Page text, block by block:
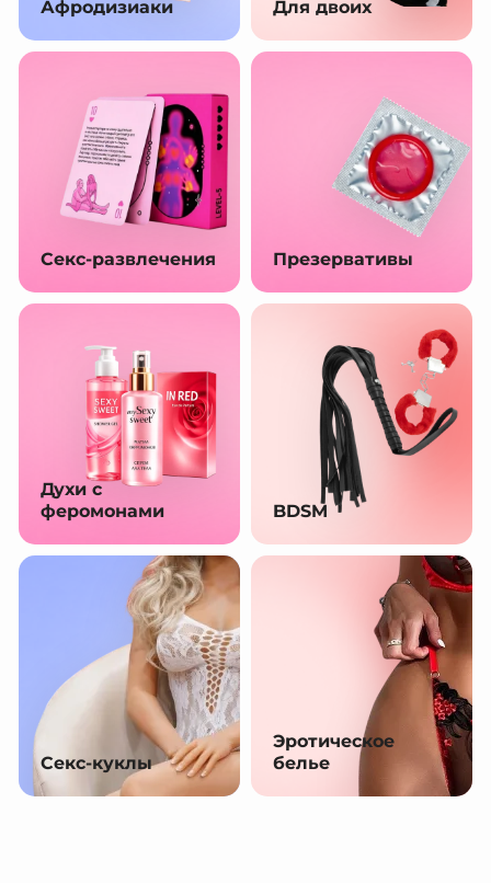
Афродизиаки Для двоих
Секс-развлечения Презервативы
Духи с
феромонами
BDSM
Секс-куклы
Эротическое
белье